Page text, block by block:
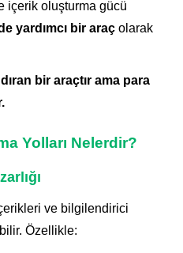
içerik oluşturma gücü
yardımcı bir araç olarak
bir araçtır ama para
Yolları Nelerdir?
ve bilgilendirici
Özellikle: